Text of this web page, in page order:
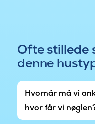
Ofte stillede
denne
Hvornår må vi
hvor får vi